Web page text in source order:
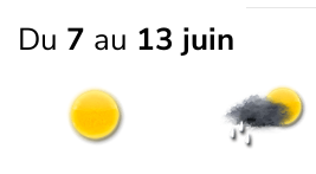
Du 7 au 13 juin